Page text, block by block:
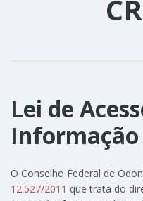
Lei de
Informação
O Conselho Federal de
12.527/2011 que trata do